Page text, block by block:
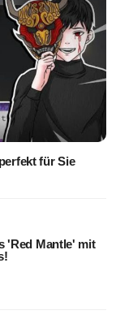
für Sie
'Red Mantle' mit